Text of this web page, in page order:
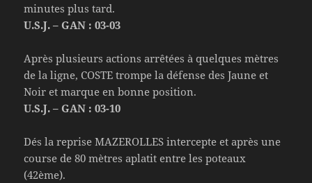
minutes plus tard.
U.S.J. – GAN : 03-03
Après plusieurs actions arrêtées à quelques mètres
de la ligne, COSTE trompe la défense des Jaune et
Noir et marque en bonne position.
U.S.J. – GAN : 03-10
Dés la reprise MAZEROLLES intercepte et après une
course de 80 mètres aplatit entre les poteaux
(42ème).